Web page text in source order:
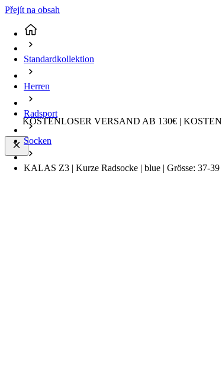
Přejít na obsah
KOSTENLOSER VERSAND AB 130€ |
Standardkollektion
Herren
Radsport
Socken
KALAS Z3 | Kurze Radsocke | blue | Grösse: 37-39